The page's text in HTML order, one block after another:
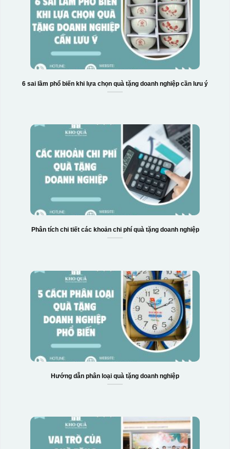
Hộp xi bình giữ nhiệt
6 sai lầm phổ biến khi lựa chọn quà tặng doanh nghiệp cần lưu ý
Phân tích chi tiết các khoản chi phí quà tặng doanh nghiệp
Hướng dẫn phân loại quà tặng doanh nghiệp